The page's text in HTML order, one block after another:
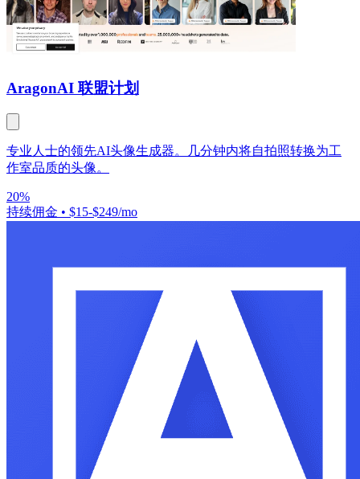
AragonAI 联盟计划
专业人士的领先AI头像生成器。几分钟内将自拍照转换为工
作室品质的头像。
20%
持续佣金 • $15-$249/mo